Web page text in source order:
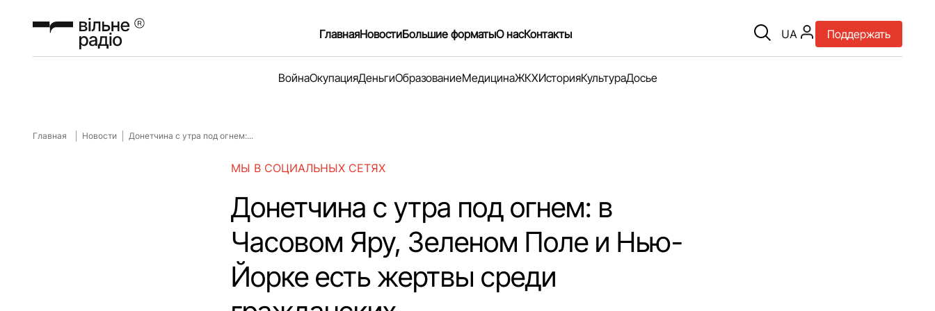
ГлавнаяНовостиБольшие форматыО насКонтакты UA Поддержать
ВойнаОкупацияДеньгиОбразованиеМедицинаЖКХИсторияКультураДосье
Главная Новости Донетчина с утра под огнем:...
МЫ В СОЦИАЛЬНЫХ СЕТЯХ
Донетчина с утра под огнем: в
Часовом Яру, Зеленом Поле и Нью-
Йорке есть жертвы среди